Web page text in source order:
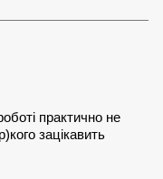
практично не
зацікавить